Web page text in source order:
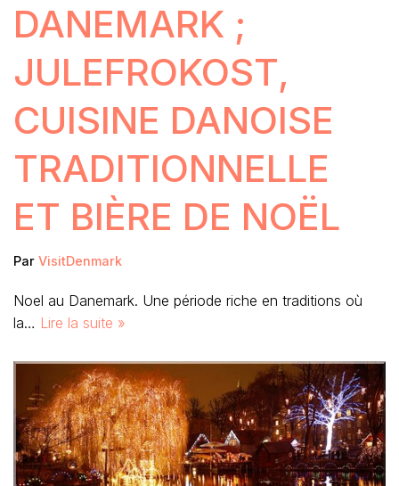
DANEMARK ;
JULEFROKOST,
CUISINE DANOISE
TRADITIONNELLE
ET BIÈRE DE NOËL
Par VisitDenmark
Noel au Danemark. Une période riche en traditions où
la… Lire la suite »